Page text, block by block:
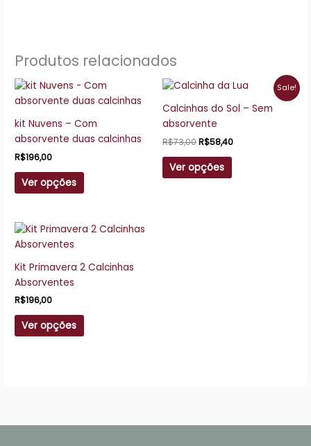
Produtos relacionados
kit Nuvens – Com
absorvente duas calcinhas
R$196,00
Ver opções
Este
produto
várias
variantes.
opções
podem
escolhidas
do
Sale!
Calcinhas do Sol – Sem
absorvente
R$73,00
O
original
R$73,00.
R$58,40
O
atual
Ver opções
Este
tem
variantes.
As
opções
Kit Primavera 2 Calcinhas
Absorventes
R$196,00
Ver opções
Este
várias
opções
podem
produto